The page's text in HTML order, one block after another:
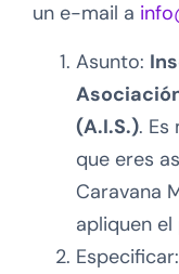
un e-mail a
Asunto:
(A.I.S.).
que eres
Caravana
apliquen
Especificar: